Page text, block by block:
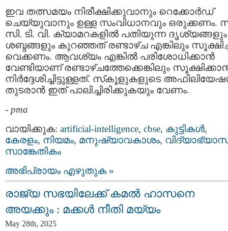
ഇവ തത്സമയം നിരീക്ഷിക്കുവാനും റെക്കോർഡ്
ചെയ്യുവാനും ഉള്ള സംവിധാനവും ഒരുക്കണം.
സി. ടി. വി. ക്യാമറകളിൽ പതിയുന്ന ദൃശ്യങ്ങളും
ശബ്ദങ്ങളും കുറഞ്ഞത് രണ്ടാഴ്ച എങ്കിലും
വെക്കണം. ആവശ്യം എങ്കിൽ പരിശോധിക്കാന്‍
വേണ്ടിയാണ് രണ്ടാഴ്ചത്തേക്കെങ്കിലും
നിർദ്ദേശിച്ചിട്ടുള്ളത്. സ്‌കൂളുകളുടെ
തുടരാന്‍ ഇത് പാലിച്ചിരിക്കുകയും വേണം.
- pma
വായിക്കുക: artificial-intelligence, cbse, കുട്ടികള്‍,
കേരളം, നിയമം, മനുഷ്യാവകാശം,
സാങ്കേതികം
അഭിപ്രായം എഴുതുക »
രാജ്യ സഭയിലേക്ക് കമൽ ഹാസനെ
അയക്കും : മക്കൾ നീതി മയ്യം
May 28th, 2025